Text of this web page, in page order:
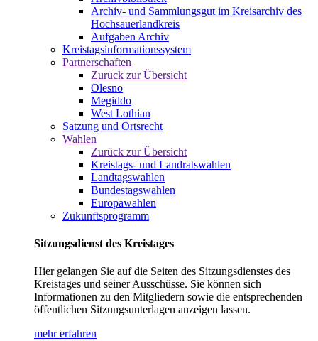
Archiv- und Sammlungsgut im Kreisarchiv des
Hochsauerlandkreis
Aufgaben Archiv
Kreistagsinformationssystem
Partnerschaften
Zurück zur Übersicht
Olesno
Megiddo
West Lothian
Satzung und Ortsrecht
Wahlen
Zurück zur Übersicht
Kreistags- und Landratswahlen
Landtagswahlen
Bundestagswahlen
Europawahlen
Zukunftsprogramm
Sitzungsdienst des Kreistages
Hier gelangen Sie auf die Seiten des Sitzungsdienstes des
Kreistages und seiner Ausschüsse. Sie können sich
Informationen zu den Mitgliedern sowie die entsprechenden
öffentlichen Sitzungsunterlagen anzeigen lassen.
mehr erfahren